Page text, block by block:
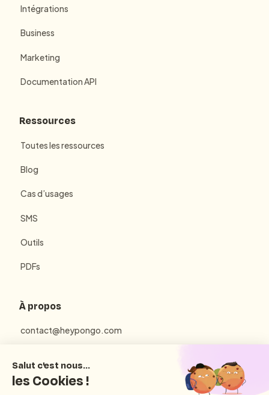
Intégrations
Business
Marketing
Documentation API
Ressources
Toutes les ressources
Blog
Cas d’usages
SMS
Outils
PDFs
À propos
contact@heypongo.com
Politique de Confidentialité